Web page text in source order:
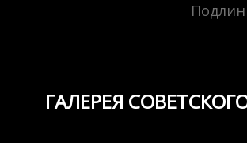
ГАЛЕРЕЯ